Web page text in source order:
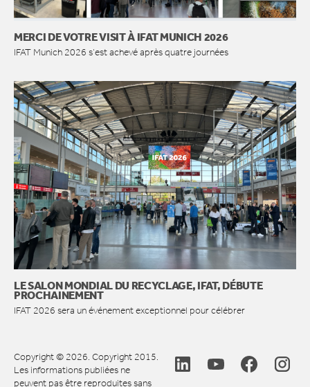
MERCI DE VOTRE VISIT À IFAT MUNICH 2026
IFAT Munich 2026 s’est achevé après quatre journées
LE SALON MONDIAL DU RECYCLAGE, IFAT, DÉBUTE
PROCHAINEMENT
IFAT 2026 sera un événement exceptionnel pour célébrer
Copyright © 2026. Copyright 2015.
Les informations publiées ne
peuvent pas être reproduites sans